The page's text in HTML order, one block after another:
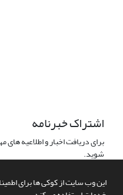
این وب سایت از کوکی ها برای
اشتراک خبرنامه
برای دریافت اخبار و اطلاعیه
شوید.